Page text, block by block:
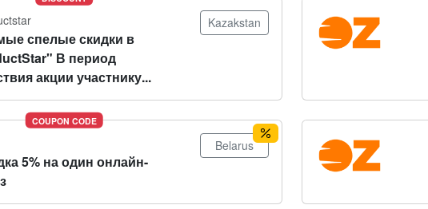
спелые скидки в
В период
акции участнику...
Kazakstan
COUPON CODE
5% на один онлайн-
Belarus